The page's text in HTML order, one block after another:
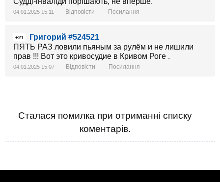
04.01.2025 15:11 Відповісти Посилання
+21
Григорий #524521
ПЯТЬ РАЗ ловили пьяным за рулём и не лишили
прав !!! Вот это кривосудие в Кривом Роге .
04.01.2025 15:07 Відповісти Посилання
Сталася помилка при отриманні списку
коментарів.